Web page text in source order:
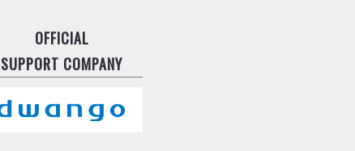
OFFICIAL
SUPPORT COMPANY